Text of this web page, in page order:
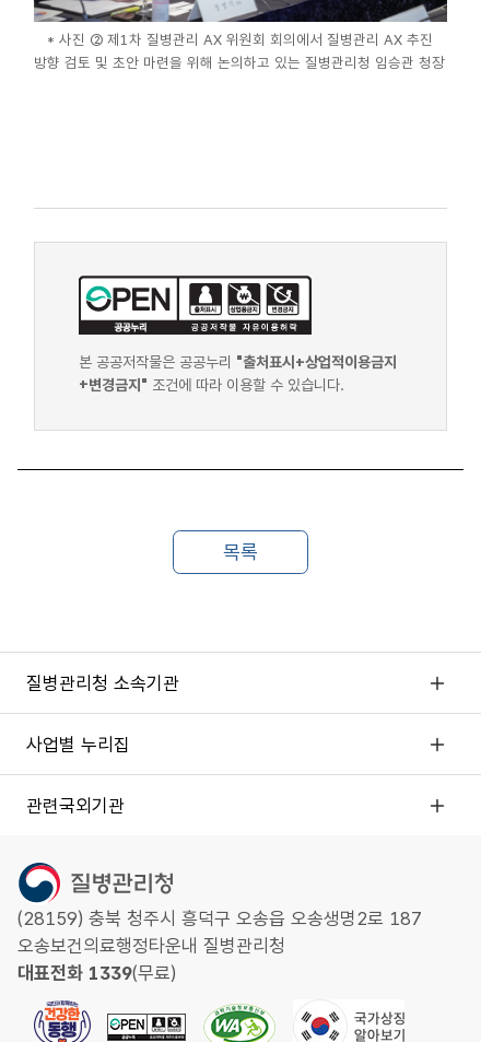
* 사진 ② 제1차 질병관리 AX 위원회 회의에서 질병관리 AX 추진
방향 검토 및 초안 마련을 위해 논의하고 있는 질병관리청 임승관 청장
본 공공저작물은 공공누리 "출처표시+상업적이용금지
+변경금지" 조건에 따라 이용할 수 있습니다.
질병관리청 소속기관
사업별 누리집
관련국외기관
(28159) 충북 청주시 흥덕구 오송읍 오송생명2로 187
오송보건의료행정타운내 질병관리청
대표전화 1339(무료)